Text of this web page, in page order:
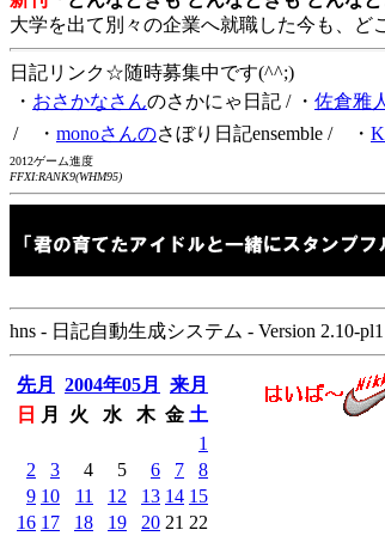
大学を出て別々の企業へ就職した今も、
日記リンク☆随時募集中です(^^;)
・ おさかなさんのさかにゃ日記 / ・ 佐倉雅
/ ・ monoさんのさぼり日記ensemble / ・
2012ゲーム進度
FFXI:RANK9(WHM95)
hns - 日記自動生成システム - Version 2.10-pl1
先月 2004年05月
来月
日
月 火 水 木 金 土
1
2
3 4 5 6 7
8
9 10 11 12 13 14 15
16 17 18 19 20 21 22